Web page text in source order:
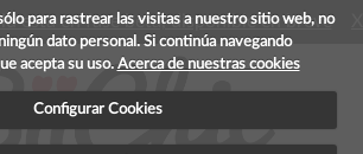
para rastrear las visitas a nuestro sitio web, no
dato personal. Si continúa navegando
acepta su uso. Acerca de nuestras cookies
Configurar Cookies
esta en fase beta, disponible en breve